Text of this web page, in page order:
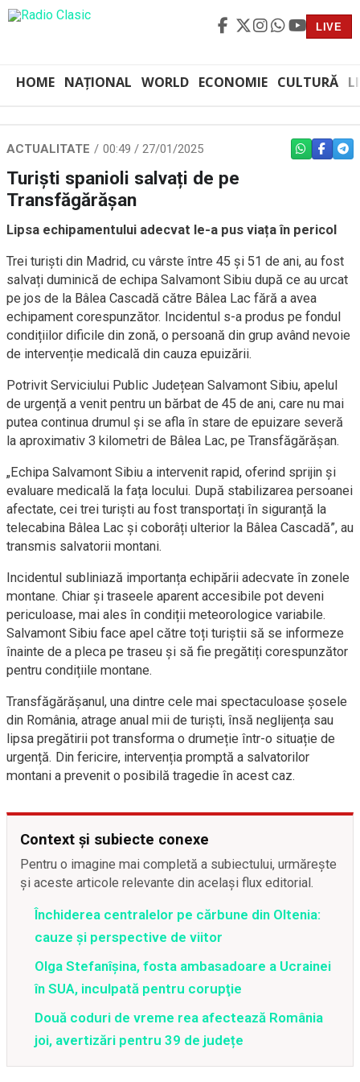
LIVE
HOME NAȚIONAL WORLD ECONOMIE CULTURĂ
ACTUALITATE 00:49 / 27/01/2025 WHATSAPP
Turiști spanioli salvați de pe
Transfăgărășan
Lipsa echipamentului adecvat le-a pus viața în pericol
Trei turiști din Madrid, cu vârste între 45 și 51 de ani, au fost
salvați duminică de echipa Salvamont Sibiu după ce au urcat
pe jos de la Bâlea Cascadă către Bâlea Lac fără a avea
echipament corespunzător. Incidentul s-a produs pe fondul
condițiilor dificile din zonă, o persoană din grup având nevoie
de intervenție medicală din cauza epuizării.
Potrivit Serviciului Public Județean Salvamont Sibiu, apelul
de urgență a venit pentru un bărbat de 45 de ani, care nu mai
putea continua drumul și se afla în stare de epuizare severă
la aproximativ 3 kilometri de Bâlea Lac, pe Transfăgărășan.
„Echipa Salvamont Sibiu a intervenit rapid, oferind sprijin și
evaluare medicală la fața locului. După stabilizarea persoanei
afectate, cei trei turiști au fost transportați în siguranță la
telecabina Bâlea Lac și coborâți ulterior la Bâlea Cascadă”, au
transmis salvatorii montani.
Incidentul subliniază importanța echipării adecvate în zonele
montane. Chiar și traseele aparent accesibile pot deveni
periculoase, mai ales în condiții meteorologice variabile.
Salvamont Sibiu face apel către toți turiștii să se informeze
înainte de a pleca pe traseu și să fie pregătiți corespunzător
pentru condițiile montane.
Transfăgărășanul, una dintre cele mai spectaculoase șosele
din România, atrage anual mii de turiști, însă neglijența sau
lipsa pregătirii pot transforma o drumeție într-o situație de
urgență. Din fericire, intervenția promptă a salvatorilor
montani a prevenit o posibilă tragedie în acest caz.
Context și subiecte conexe
Pentru o imagine mai completă a subiectului, urmărește
și aceste articole relevante din același flux editorial.
Închiderea centralelor pe cărbune din Oltenia:
cauze și perspective de viitor
Olga Stefanîşina, fosta ambasadoare a Ucrainei
în SUA, inculpată pentru corupţie
Două coduri de vreme rea afectează România
joi, avertizări pentru 39 de județe